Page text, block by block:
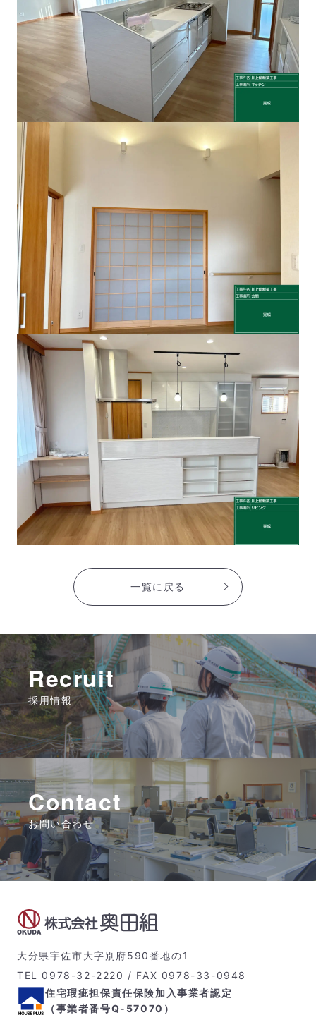
一覧に戻る
Recruit
採用情報
Contact
お問い合わせ
大分県宇佐市大字別府590番地の1
TEL 0978-32-2220 / FAX 0978-33-0948
住宅瑕疵担保責任保険加入事業者認定
（事業者番号Q-57070）